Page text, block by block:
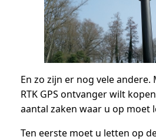
En zo zijn er nog vele andere.
RTK GPS ontvanger wilt
aantal zaken waar u op moet
Ten eerste moet u letten op